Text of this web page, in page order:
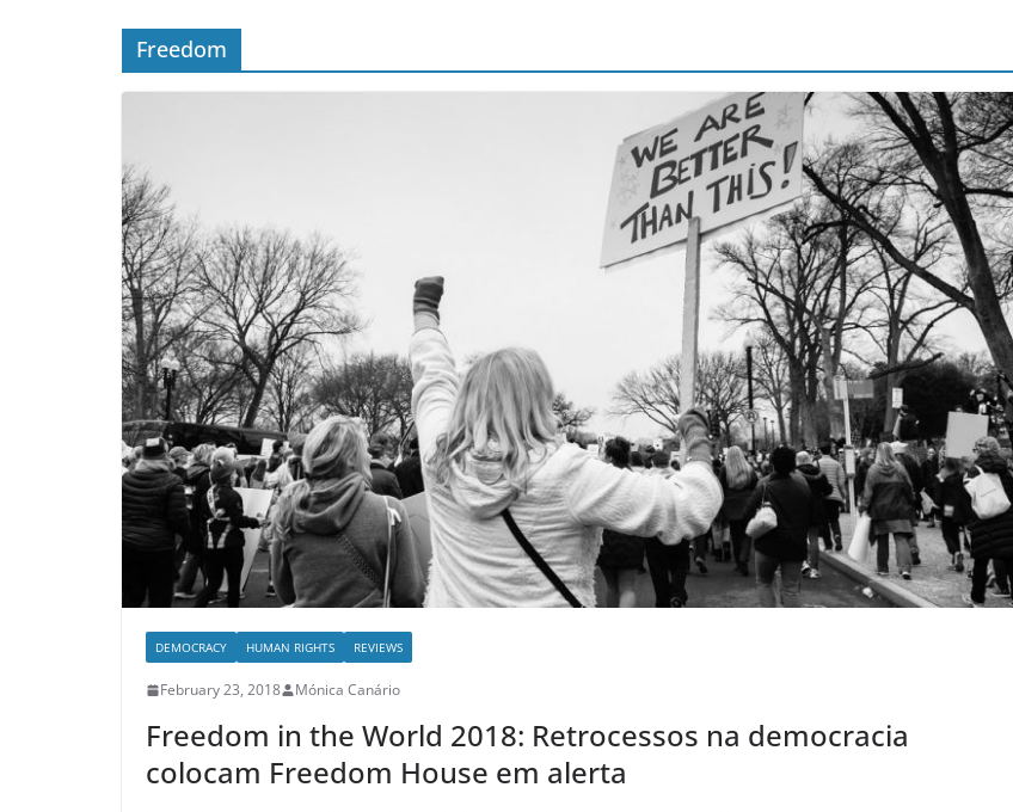
Freedom
DEMOCRACY HUMAN RIGHTS REVIEWS
February 23, 2018 Mónica Canário
Freedom in the World 2018: Retrocessos na democracia
colocam Freedom House em alerta